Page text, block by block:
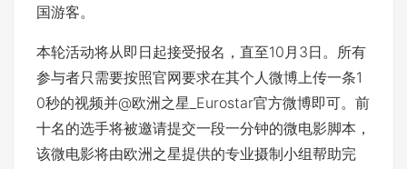
国游客。
本轮活动将从即日起接受报名，直至10月3日。所有
参与者只需要按照官网要求在其个人微博上传一条1
0秒的视频并@欧洲之星_Eurostar官方微博即可。前
十名的选手将被邀请提交一段一分钟的微电影脚本，
该微电影将由欧洲之星提供的专业摄制小组帮助完